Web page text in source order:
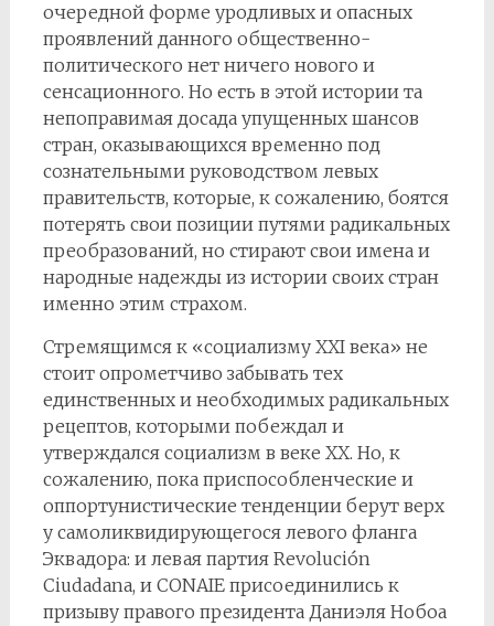
очередной форме уродливых и опасных
проявлений данного общественно-
политического нет ничего нового и
сенсационного. Но есть в этой истории та
непоправимая досада упущенных шансов
стран, оказывающихся временно под
сознательными руководством левых
правительств, которые, к сожалению, боятся
потерять свои позиции путями радикальных
преобразований, но стирают свои имена и
народные надежды из истории своих стран
именно этим страхом.
Стремящимся к «социализму XXI века» не
стоит опрометчиво забывать тех
единственных и необходимых радикальных
рецептов, которыми побеждал и
утверждался социализм в веке XX. Но, к
сожалению, пока приспособленческие и
оппортунистические тенденции берут верх
у самоликвидирующегося левого фланга
Эквадора: и левая партия Revolución
Ciudadana, и CONAIE присоединились к
призыву правого президента Даниэля Нобоа